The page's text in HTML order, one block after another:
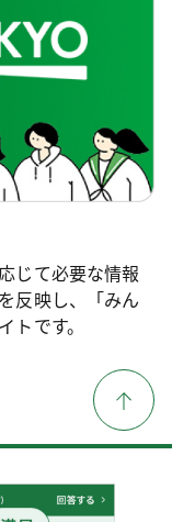
じて必要な情報
反映し、「みん
です。